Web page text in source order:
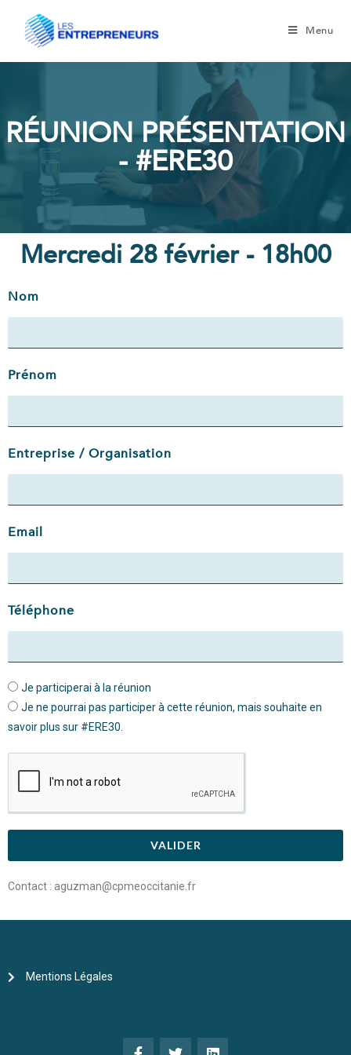
Menu
RÉUNION PRÉSENTATION
- #ERE30
Mercredi 28 février - 18h00
Nom
Prénom
Entreprise / Organisation
Email
Téléphone
Je participerai à la réunion
Je ne pourrai pas participer à cette réunion, mais souhaite en
savoir plus sur #ERE30.
VALIDER
Contact : aguzman@cpmeoccitanie.fr
Mentions Légales